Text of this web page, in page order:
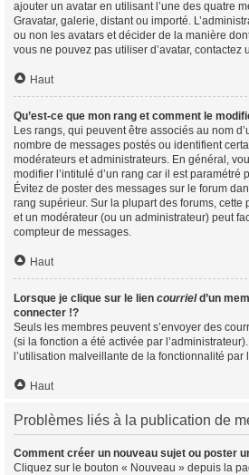
ajouter un avatar en utilisant l’une des quatre
Gravatar, galerie, distant ou importé.
ou non les avatars et décider de la manière
vous ne pouvez pas utiliser d’avatar, contactez
Haut
Qu’est-ce que mon rang et comment le
Les rangs, qui peuvent être associés au nom
nombre de messages postés ou identifient
modérateurs et administrateurs. En général,
modifier l’intitulé d’un rang car il est paramétré
Évitez de poster des messages sur le forum
rang supérieur. Sur la plupart des forums, cette
et un modérateur (ou un administrateur) peut
compteur de messages.
Haut
Lorsque je clique sur le lien courrield’un
connecter !?
Seuls les membres peuvent s’envoyer des
(si la fonction a été activée par
l’utilisation malveillante de la fonctionnalité par
Haut
Problèmes liés à la publication de
Comment créer un nouveau sujet ou poster
Cliquez sur le bouton « Nouveau » depuis la